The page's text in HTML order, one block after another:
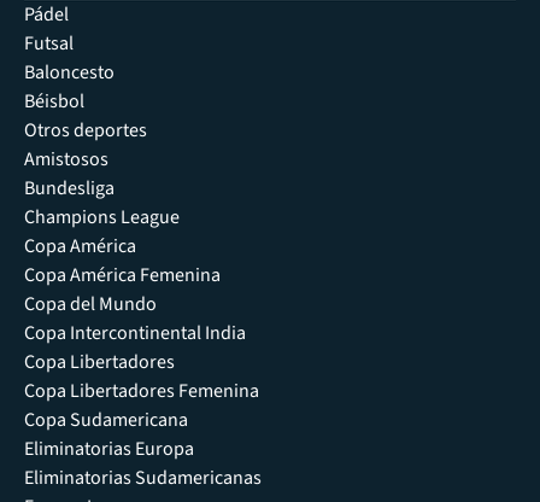
Pádel
Futsal
Baloncesto
Béisbol
Otros deportes
Amistosos
Bundesliga
Champions League
Copa América
Copa América Femenina
Copa del Mundo
Copa Intercontinental India
Copa Libertadores
Copa Libertadores Femenina
Copa Sudamericana
Eliminatorias Europa
Eliminatorias Sudamericanas